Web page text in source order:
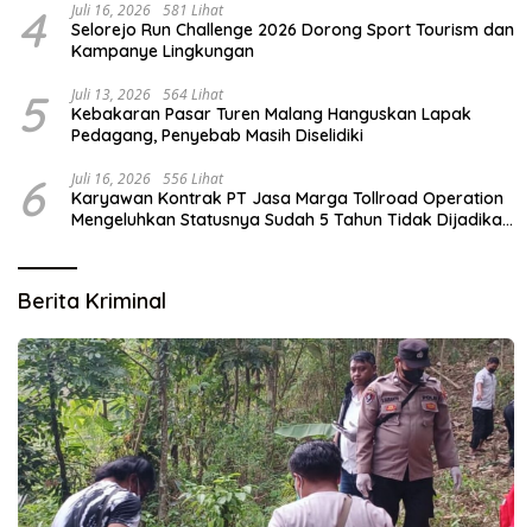
4 Juli 16, 2026 581 Lihat
Selorejo Run Challenge 2026 Dorong Sport Tourism dan
Kampanye Lingkungan
5 Juli 13, 2026 564 Lihat
Kebakaran Pasar Turen Malang Hanguskan Lapak
Pedagang, Penyebab Masih Diselidiki
6 Juli 16, 2026 556 Lihat
Karyawan Kontrak PT Jasa Marga Tollroad Operation
Mengeluhkan Statusnya Sudah 5 Tahun Tidak Dijadikan
Berita Kriminal